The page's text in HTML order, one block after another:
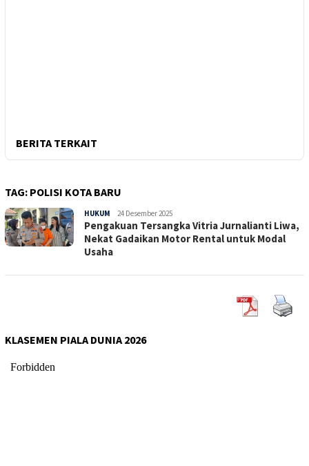
BERITA TERKAIT
TAG: POLISI KOTA BARU
HUKUM Sepucuk
Jambi
24 Desember 2025
Pengakuan Tersangka Vitria Jurnalianti Liwa,
Nekat Gadaikan Motor Rental untuk Modal
Usaha
KLASEMEN PIALA DUNIA 2026